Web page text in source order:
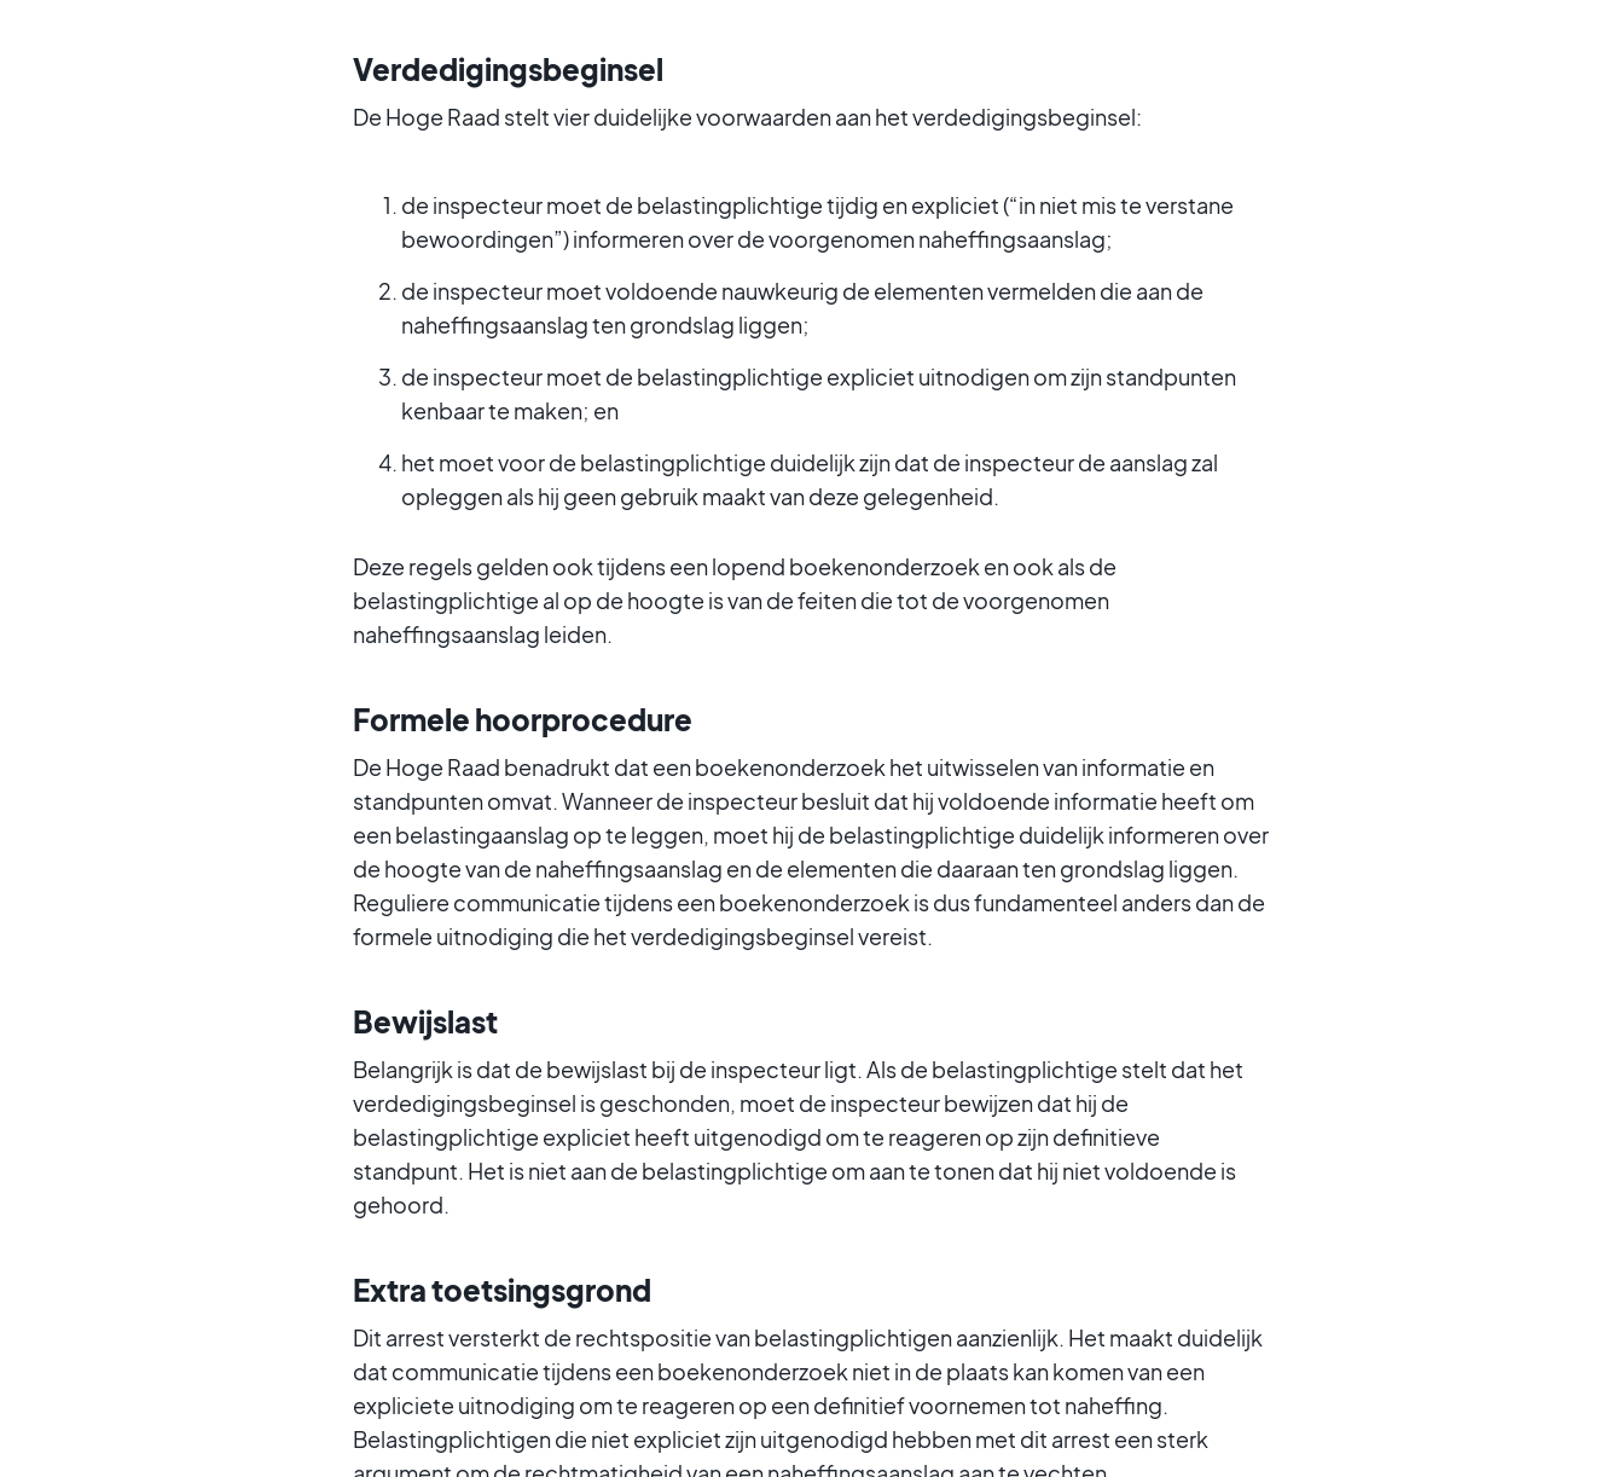
Verdedigingsbeginsel
De Hoge Raad stelt vier duidelijke voorwaarden aan het verdedigingsbeginsel:
de inspecteur moet de belastingplichtige tijdig en expliciet (“in niet mis te verstane
bewoordingen”) informeren over de voorgenomen naheffingsaanslag;
de inspecteur moet voldoende nauwkeurig de elementen vermelden die aan de
naheffingsaanslag ten grondslag liggen;
de inspecteur moet de belastingplichtige expliciet uitnodigen om zijn standpunten
kenbaar te maken; en
het moet voor de belastingplichtige duidelijk zijn dat de inspecteur de aanslag zal
opleggen als hij geen gebruik maakt van deze gelegenheid.
Deze regels gelden ook tijdens een lopend boekenonderzoek en ook als de
belastingplichtige al op de hoogte is van de feiten die tot de voorgenomen
naheffingsaanslag leiden.
Formele hoorprocedure
De Hoge Raad benadrukt dat een boekenonderzoek het uitwisselen van informatie en
standpunten omvat. Wanneer de inspecteur besluit dat hij voldoende informatie heeft om
een belastingaanslag op te leggen, moet hij de belastingplichtige duidelijk informeren over
de hoogte van de naheffingsaanslag en de elementen die daaraan ten grondslag liggen.
Reguliere communicatie tijdens een boekenonderzoek is dus fundamenteel anders dan de
formele uitnodiging die het verdedigingsbeginsel vereist.
Bewijslast
Belangrijk is dat de bewijslast bij de inspecteur ligt. Als de belastingplichtige stelt dat het
verdedigingsbeginsel is geschonden, moet de inspecteur bewijzen dat hij de
belastingplichtige expliciet heeft uitgenodigd om te reageren op zijn definitieve
standpunt. Het is niet aan de belastingplichtige om aan te tonen dat hij niet voldoende is
gehoord.
Extra toetsingsgrond
Dit arrest versterkt de rechtspositie van belastingplichtigen aanzienlijk. Het maakt duidelijk
dat communicatie tijdens een boekenonderzoek niet in de plaats kan komen van een
expliciete uitnodiging om te reageren op een definitief voornemen tot naheffing.
Belastingplichtigen die niet expliciet zijn uitgenodigd hebben met dit arrest een sterk